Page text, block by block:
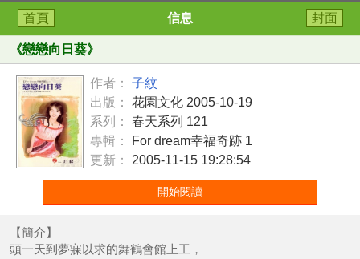
首頁 信息 封面
《戀戀向日葵》
作者：
子紋
出版：
花園文化 2005-10-19
系列：
春天系列 121
專輯：
For dream幸福奇跡 1
更新：
2005-11-15 19:28:54
開始閱讀
【簡介】
頭一天到夢寐以求的舞鶴會館上工，